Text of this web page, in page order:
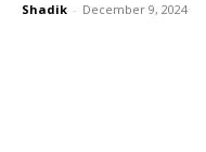
Shadik - December 9, 2024